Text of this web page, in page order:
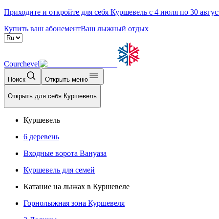
Приходите и откройте для себя Куршевель с 4 июля по 30
Купить ваш абонементВаш лыжный отдых
Courchevel
Поиск Открыть меню
Открыть для себя Куршевель
Куршевель
6 деревень
Входные ворота Вануаза
Куршевель для семей
Катание на лыжах в Куршевеле
Горнолыжная зона Куршевеля